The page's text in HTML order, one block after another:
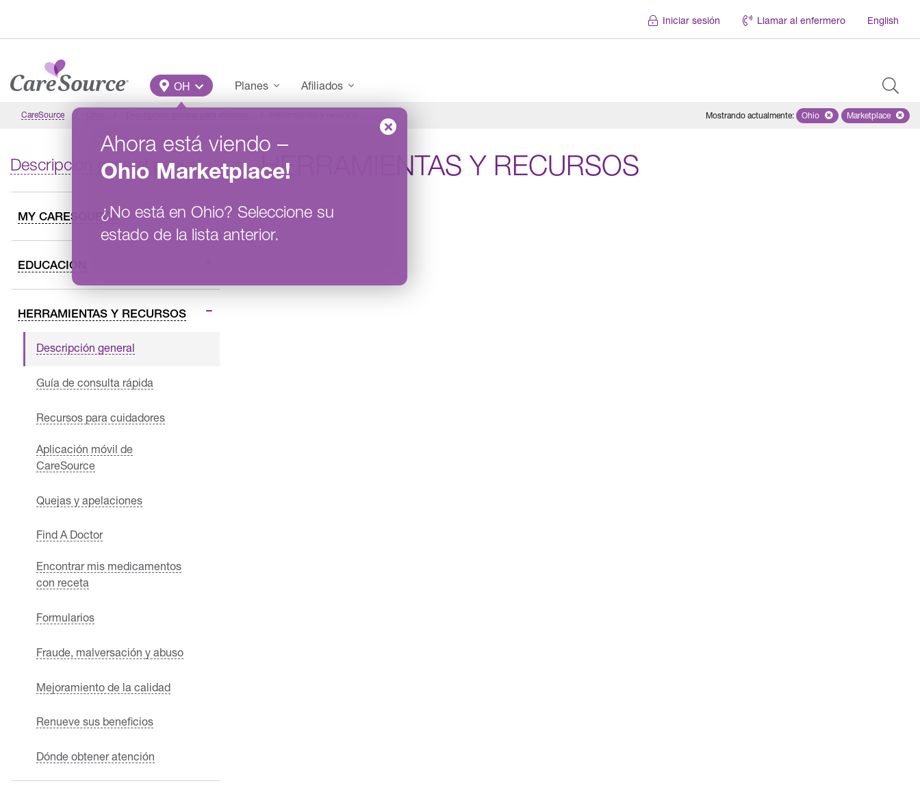
Iniciar sesión Llamar al enfermero English
Main Menu
OH
Ahora está viendo –
Ohio Marketplace!
¿No está en Ohio? Seleccione su
estado de la lista anterior.
Planes Afiliados
CareSource Mostrando actualmente: Remove selected state 'Ohio'
Ohio Remove
Marketplace
Descripción general para afiliados
MY CARESOURCE
EDUCACIÓN
HERRAMIENTAS Y RECURSOS
Descripción general
Guía de consulta rápida
Recursos para cuidadores
Aplicación móvil de
CareSource
Quejas y apelaciones
Find A Doctor
Encontrar mis medicamentos
con receta
Formularios
Fraude, malversación y abuso
Mejoramiento de la calidad
Renueve sus beneficios
Dónde obtener atención
HERRAMIENTAS Y RECURSOS